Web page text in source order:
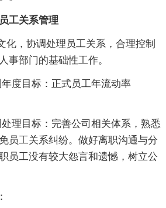
工关系管理
化，协调处理员工关系，合理控制
事部门的基础性工作。
度目标：正式员工年流动率
理目标：完善公司相关体系，熟悉
员工关系纠纷。做好离职沟通与分
员工没有较大怨言和遗憾，树立公